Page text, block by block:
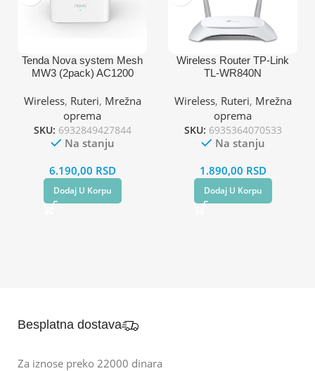
Tenda Nova system Mesh
MW3 (2pack) AC1200
system
Wireless, Ruteri, Mrežna
oprema
SKU: 6932849427844
Na stanju
6.190,00 RSD
Dodaj U Korpu
Wireless Router TP-Link
TL-WR840N
/1WAN/4LAN/USB
Wireless, Ruteri, Mrežna
oprema
SKU: 6935364070533
Na stanju
1.890,00 RSD
Dodaj U Korpu
Besplatna dostava
Za iznose preko 22000 dinara